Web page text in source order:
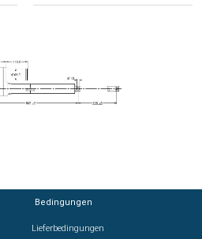
Bedingungen
Lieferbedingungen
Bedingungen
Lieferbedingungen